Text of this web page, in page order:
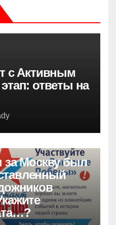
с Активным
ответы на
за Москву был